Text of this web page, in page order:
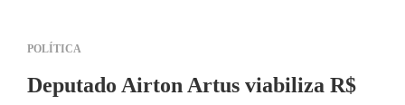
POLÍTICA
Deputado Airton Artus viabiliza R$